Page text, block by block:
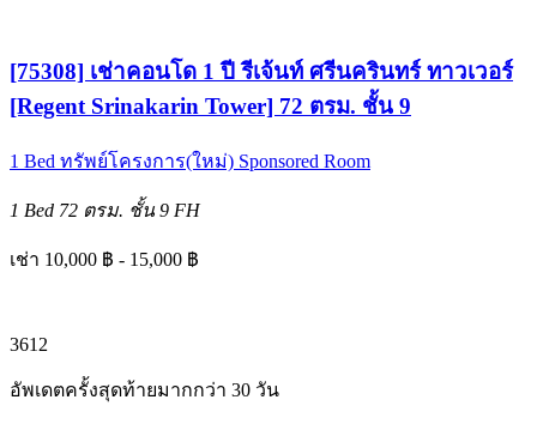
[75308] เช่าคอนโด 1 ปี รีเจ้นท์ ศรีนครินทร์ ทาวเวอร์
[Regent Srinakarin Tower] 72 ตรม. ชั้น 9
1 Bed ทรัพย์โครงการ(ใหม่) Sponsored Room
1 Bed 72 ตรม. ชั้น 9 FH
เช่า 10,000 ฿ - 15,000 ฿
3612
อัพเดตครั้งสุดท้ายมากกว่า 30 วัน